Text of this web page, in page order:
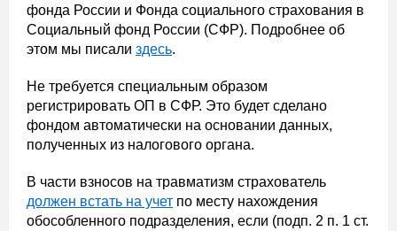
фонда России и Фонда социального страхования в
Социальный фонд России (СФР). Подробнее об
этом мы писали здесь.
Не требуется специальным образом
регистрировать ОП в СФР. Это будет сделано
фондом автоматически на основании данных,
полученных из налогового органа.
В части взносов на травматизм страхователь
должен встать на учет по месту нахождения
обособленного подразделения, если (подп. 2 п. 1 ст.